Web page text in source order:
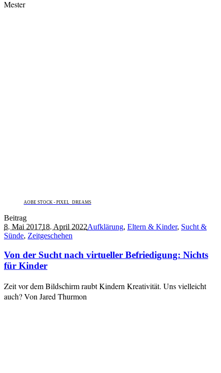
Mester
AOBE STOCK - PIXEL_DREAMS
Beitrag
8. Mai 201718. April 2022Aufklärung, Eltern & Kinder, Sucht &
Sünde, Zeitgeschehen
Von der Sucht nach virtueller Befriedigung: Nichts
für Kinder
Zeit vor dem Bildschirm raubt Kindern Kreativität. Uns vielleicht
auch? Von Jared Thurmon